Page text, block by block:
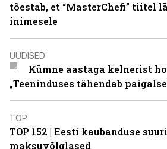
tõestab, et “MasterChefi” tiitel
inimesele
UUDISED
Kümne aastaga kelnerist
„Teeninduses tähendab
TOP
TOP 152 | Eesti kaubanduse
maksuvõlglased